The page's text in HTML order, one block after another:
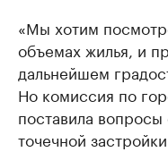
«Мы хотим
объемах жилья, и
дальнейшем
Но комиссия по
поставила
точечной